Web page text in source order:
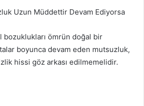
Uzun Müddettir Devam Ediyorsa
bozuklukları ömrün doğal bir
boyunca devam eden mutsuzluk,
hissi göz arkası edilmemelidir.